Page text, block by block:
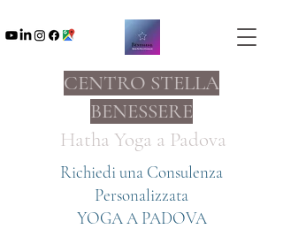
CENTRO STELLA
BENESSERE
Hatha Yoga a Padova
Richiedi una Consulenza
Personalizzata
YOGA A PADOVA